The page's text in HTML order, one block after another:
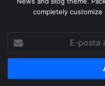
completely
posta
adresinizi